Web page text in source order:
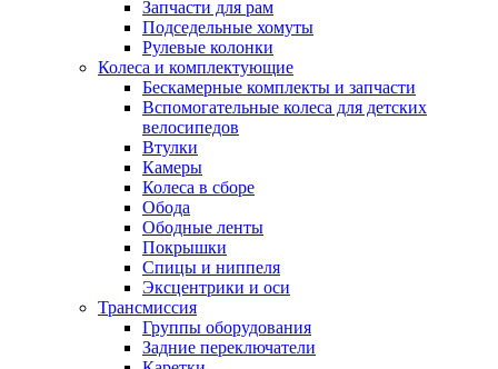
Запчасти для рам
Подседельные хомуты
Рулевые колонки
Колеса и комплектующие
Бескамерные комплекты и запчасти
Вспомогательные колеса для детских
велосипедов
Втулки
Камеры
Колеса в сборе
Обода
Ободные ленты
Покрышки
Спицы и ниппеля
Эксцентрики и оси
Трансмиссия
Группы оборудования
Задние переключатели